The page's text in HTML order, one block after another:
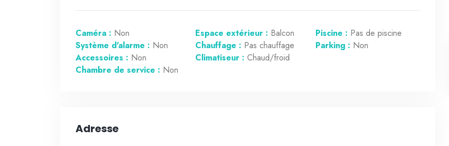
Caméra : Non
Système d'alarme : Non
Accessoires : Non
Chambre de service : Non
Espace extérieur : Balcon
Chauffage : Pas chauffage
Climatiseur :Chaud/froid
Piscine : Pas de piscine
Parking : Non
Adresse